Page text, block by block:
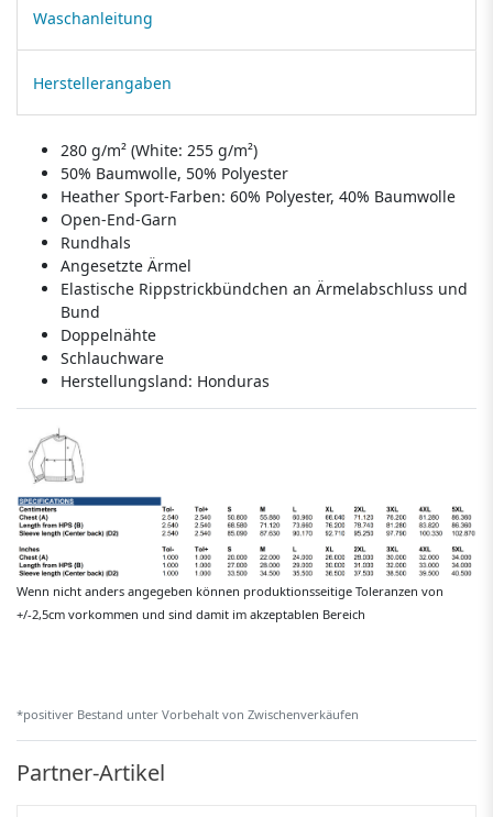
Waschanleitung
Herstellerangaben
280 g/m² (White: 255 g/m²)
50% Baumwolle, 50% Polyester
Heather Sport-Farben: 60% Polyester, 40% Baumwolle
Open-End-Garn
Rundhals
Angesetzte Ärmel
Elastische Rippstrickbündchen an Ärmelabschluss und
Bund
Doppelnähte
Schlauchware
Herstellungsland: Honduras
Wenn nicht anders angegeben können produktionsseitige Toleranzen von
+/-2,5cm vorkommen und sind damit im akzeptablen Bereich
*positiver Bestand unter Vorbehalt von Zwischenverkäufen
Partner-Artikel